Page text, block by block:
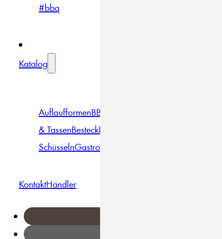
#bbq
Katalog
AuflaufformenBBQ
& TassenBesteckBowls &
SchüsselnGastro
KontaktHändler